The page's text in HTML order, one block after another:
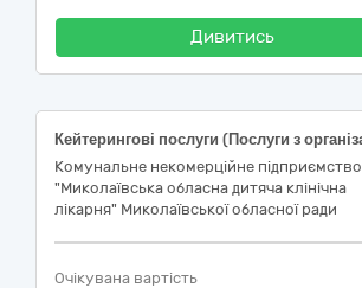
Дивитись
Комунальне некомерційне підприємство
"Миколаївська обласна дитяча клінічна
лікарня" Миколаївської обласної ради
Очікувана вартість